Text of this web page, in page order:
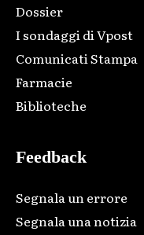
Dossier
I sondaggi di Vpost
Comunicati Stampa
Farmacie
Biblioteche
Feedback
Segnala un errore
Segnala una notizia